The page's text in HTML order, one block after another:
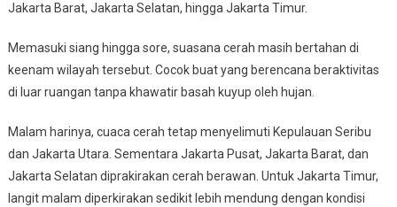
Jakarta Barat, Jakarta Selatan, hingga Jakarta Timur.
Memasuki siang hingga sore, suasana cerah masih bertahan di
keenam wilayah tersebut. Cocok buat yang berencana beraktivitas
di luar ruangan tanpa khawatir basah kuyup oleh hujan.
Malam harinya, cuaca cerah tetap menyelimuti Kepulauan Seribu
dan Jakarta Utara. Sementara Jakarta Pusat, Jakarta Barat, dan
Jakarta Selatan diprakirakan cerah berawan. Untuk Jakarta Timur,
langit malam diperkirakan sedikit lebih mendung dengan kondisi